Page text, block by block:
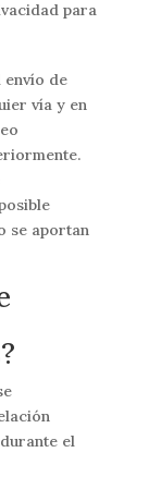
para
envío de
vía y en
se aportan
el